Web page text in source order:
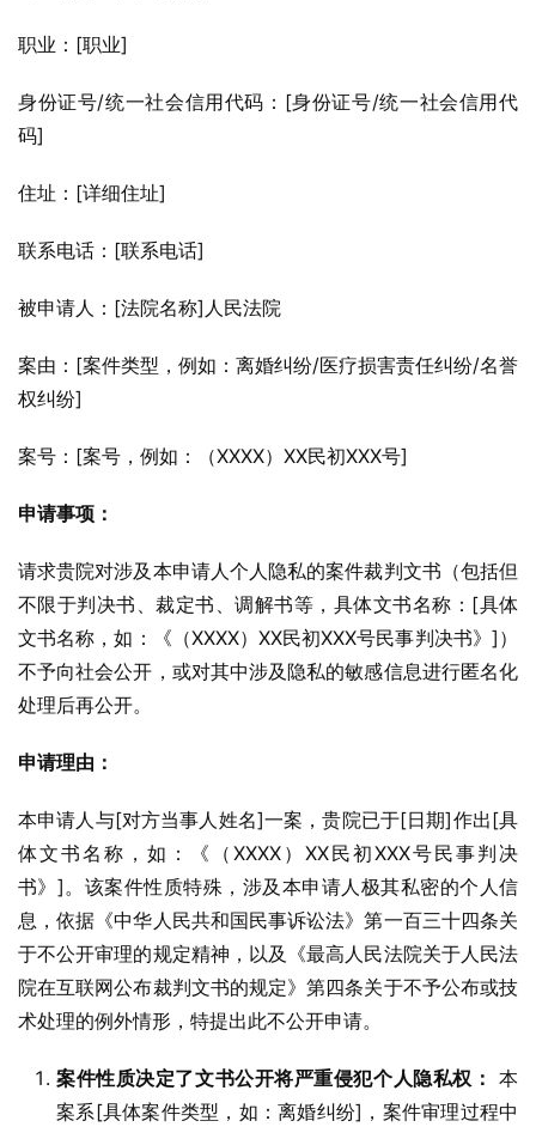
职业：[职业]
身份证号/统一社会信用代码：[身份证号/统一社会信用代
码]
住址：[详细住址]
联系电话：[联系电话]
被申请人：[法院名称]人民法院
案由：[案件类型，例如：离婚纠纷/医疗损害责任纠纷/名誉
权纠纷]
案号：[案号，例如：（XXXX）XX民初XXX号]
申请事项：
请求贵院对涉及本申请人个人隐私的案件裁判文书（包括但
不限于判决书、裁定书、调解书等，具体文书名称：[具体
文书名称，如：《（XXXX）XX民初XXX号民事判决书》]）
不予向社会公开，或对其中涉及隐私的敏感信息进行匿名化
处理后再公开。
申请理由：
本申请人与[对方当事人姓名]一案，贵院已于[日期]作出[具
体文书名称，如：《（XXXX）XX民初XXX号民事判决
书》]。该案件性质特殊，涉及本申请人极其私密的个人信
息，依据《中华人民共和国民事诉讼法》第一百三十四条关
于不公开审理的规定精神，以及《最高人民法院关于人民法
院在互联网公布裁判文书的规定》第四条关于不予公布或技
术处理的例外情形，特提出此不公开申请。
案件性质决定了文书公开将严重侵犯个人隐私权： 本
案系[具体案件类型，如：离婚纠纷]，案件审理过程中